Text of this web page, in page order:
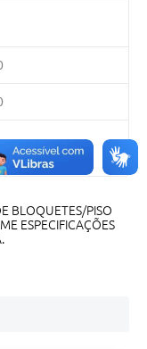
BLOQUETES/PISO
ESPECIFICAÇÕES